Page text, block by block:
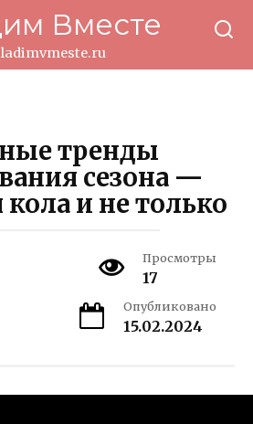
Вместе
тренды
сезона —
и не только
Просмотры
17
Опубликовано
15.02.2024